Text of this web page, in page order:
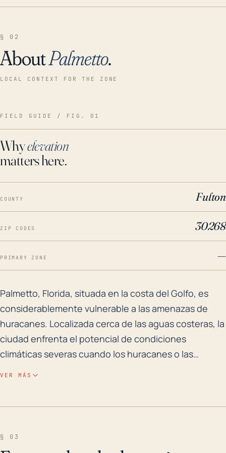
§ 02
AboutPalmetto.
LOCAL CONTEXT FOR THE ZONE
FIELD GUIDE / FIG. 01
Whyelevation
matters here.
COUNTY Fulton
ZIP CODES 30268
PRIMARY ZONE —
Palmetto, Florida, situada en la costa del Golfo, es
Palmetto, Florida, situada en la costa del Golfo, es
considerablemente vulnerable a las amenazas de
huracanes. Localizada cerca de las aguas costeras, la
ciudad enfrenta el potencial de condiciones
climáticas severas cuando los huracanes o las
tormentas tropicales golpean con pocas o ninguna
VER MÁS
§ 03